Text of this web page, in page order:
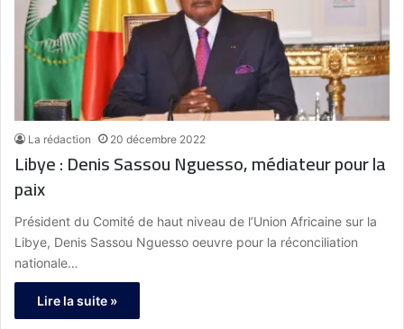
La rédaction 20 décembre 2022
Libye : Denis Sassou Nguesso, médiateur pour la
paix
Président du Comité de haut niveau de l’Union Africaine sur la
Libye, Denis Sassou Nguesso oeuvre pour la réconciliation
nationale…
Lire la suite »